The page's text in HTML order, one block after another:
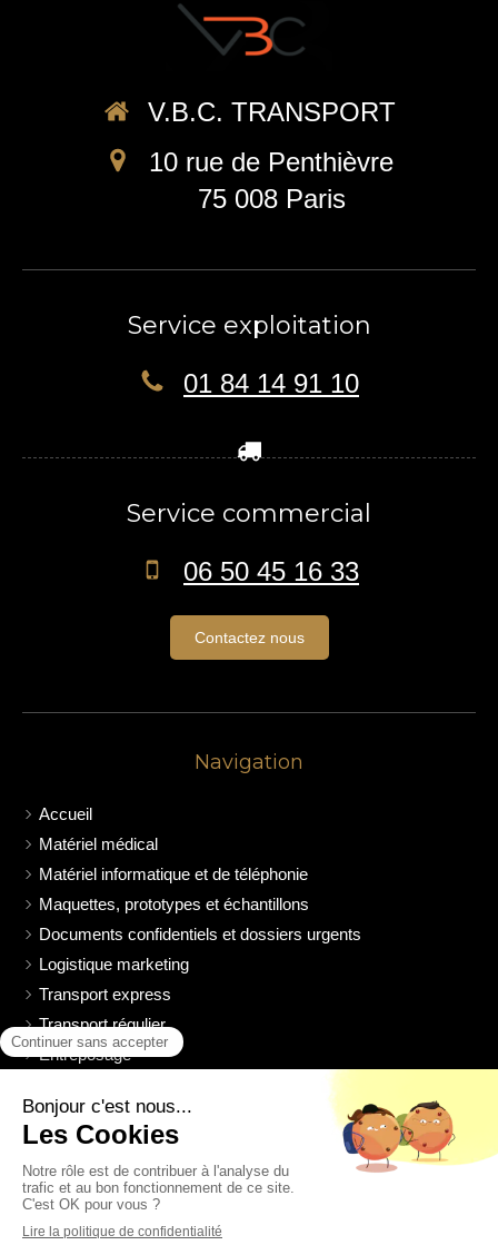
V.B.C. TRANSPORT
10 rue de Penthièvre
75 008 Paris
Service exploitation
01 84 14 91 10
Service commercial
06 50 45 16 33
Contactez nous
Navigation
Accueil
Matériel médical
Matériel informatique et de téléphonie
Maquettes, prototypes et échantillons
Documents confidentiels et dossiers urgents
Logistique marketing
Transport express
Transport régulier
Entreposage
Notre société
Livre d'or
Contact V.B.C TRANSPORT
Nos partenaires
Supports de données